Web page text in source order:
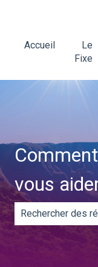
Accueil
Le
Fixe
vous
Il n'y a aucune